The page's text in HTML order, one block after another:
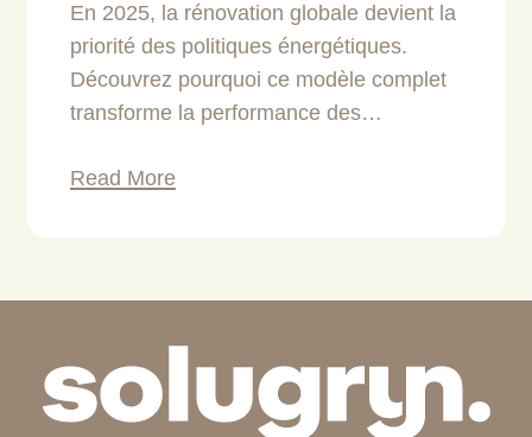
En 2025, la rénovation globale devient la
priorité des politiques énergétiques.
Découvrez pourquoi ce modèle complet
transforme la performance des…
Read More